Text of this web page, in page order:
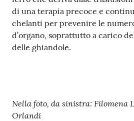
di una terapia precoce e
chelanti per prevenire le
d’organo, soprattutto a carico
delle ghiandole.
Nella foto, da sinistra: Filomena
Orlandi